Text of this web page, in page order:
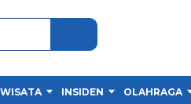
WISATA INSIDEN OLAHRAGA